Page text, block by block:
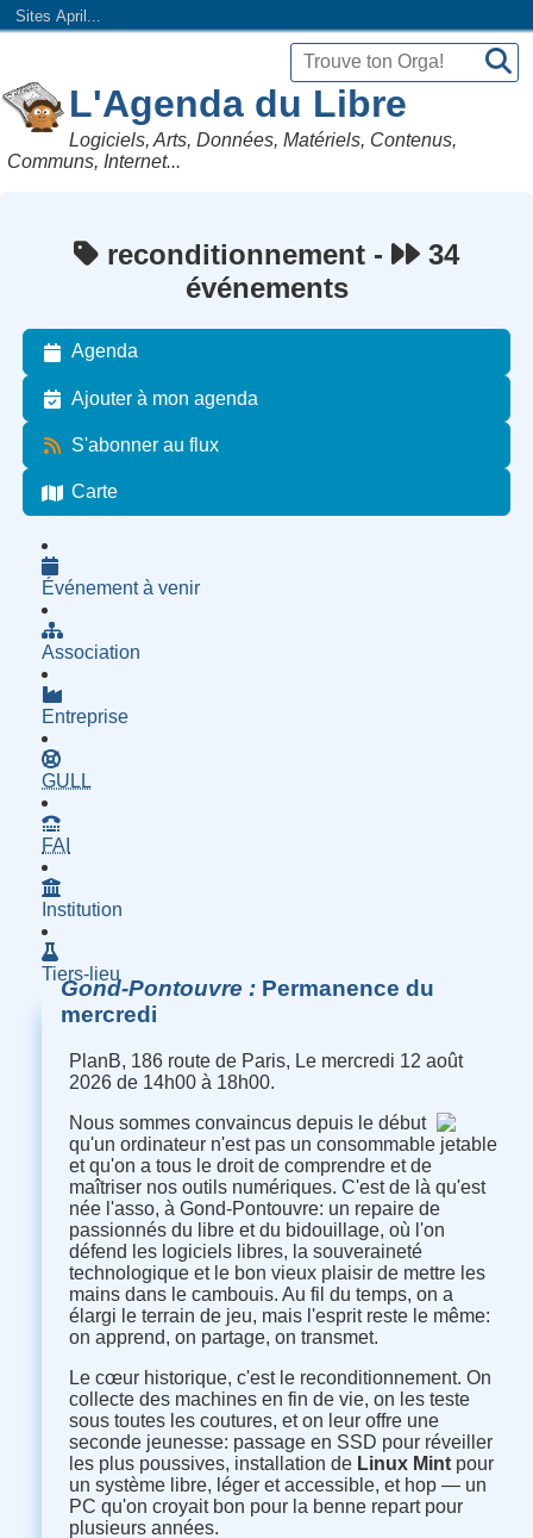
Sites April...
L'Agenda du Libre
Logiciels, Arts, Données, Matériels, Contenus,
Communs, Internet...
reconditionnement -
34
événements
Agenda
Ajouter à mon agenda
S'abonner au flux
Carte
Événement à venir
Association
Entreprise
GULL
FAI
Institution
Tiers-lieu
Gond-Pontouvre Permanence du
mercredi
PlanB, 186 route de Paris, Le mercredi 12 août
2026 de 14h00 à 18h00.
Nous sommes convaincus depuis le début
qu'un ordinateur n'est pas un consommable jetable
et qu'on a tous le droit de comprendre et de
maîtriser nos outils numériques. C'est de là qu'est
née l'asso, à Gond-Pontouvre: un repaire de
passionnés du libre et du bidouillage, où l'on
défend les logiciels libres, la souveraineté
technologique et le bon vieux plaisir de mettre les
mains dans le cambouis. Au fil du temps, on a
élargi le terrain de jeu, mais l'esprit reste le même:
on apprend, on partage, on transmet.
Le cœur historique, c'est le reconditionnement. On
collecte des machines en fin de vie, on les teste
sous toutes les coutures, et on leur offre une
seconde jeunesse: passage en SSD pour réveiller
les plus poussives, installation de Linux Mintpour
un système libre, léger et accessible, et hop — un
PC qu'on croyait bon pour la benne repart pour
plusieurs années.